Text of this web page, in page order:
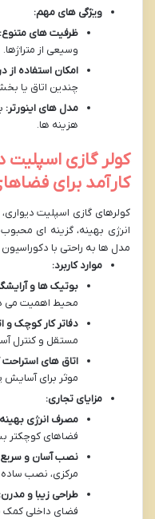
ویژگی های مهم:
ظرفیت های متنوع:
وسیعی از متراژها.
امکان استفاده
چندین اتاق یا
مدل های اینورتر:
هزینه ها.
کولر گازی اسپلیت
کارآمد برای
کولرهای گازی اسپلیت
انرژی بهینه، گزینه ای
مدل ها به راحتی با
موارد کاربرد:
بوتیک ها و
محیط اهمیت می
دفاتر کار کوچک و
مستقل و کنترل
اتاق های استراحت
موثر برای آسایش
مزایای تجاری:
مصرف انرژی
فضاهای کوچکتر
نصب آسان و
مرکزی، نصب ساده
طراحی زیبا و مدرن:
فضای داخلی کمک